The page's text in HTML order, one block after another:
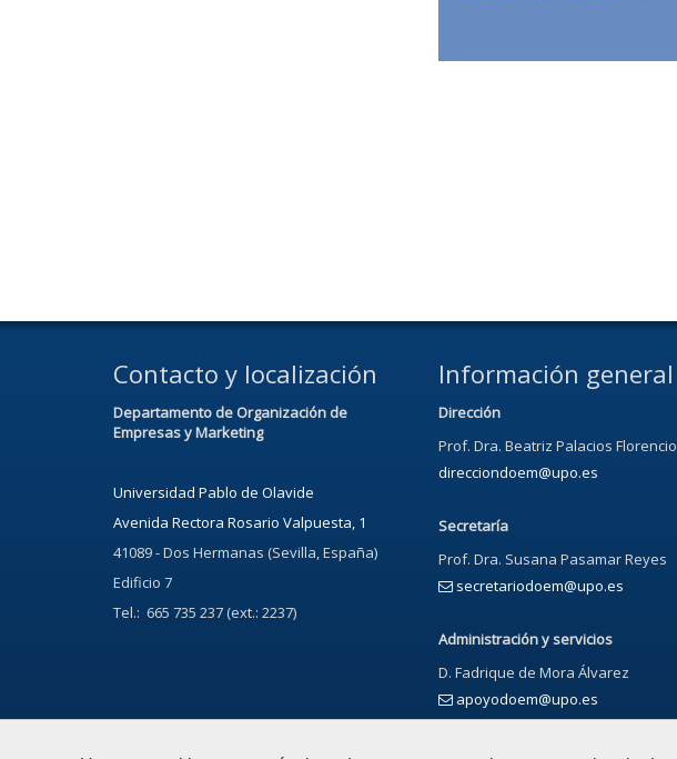
Contacto y localización
Departamento de Organización de
Empresas y Marketing
Universidad Pablo de Olavide
Avenida Rectora Rosario Valpuesta, 1
41089 - Dos Hermanas (Sevilla, España)
Edificio 7
Tel.: 665 735 237 (ext.: 2237)
Información general
Dirección
Prof. Dra. Beatriz Palacios Florencio
direcciondoem@upo.es
Secretaría
Prof. Dra. Susana Pasamar Reyes
secretariodoem@upo.es
Administración y servicios
D. Fadrique de Mora Álvarez
apoyodoem@upo.es